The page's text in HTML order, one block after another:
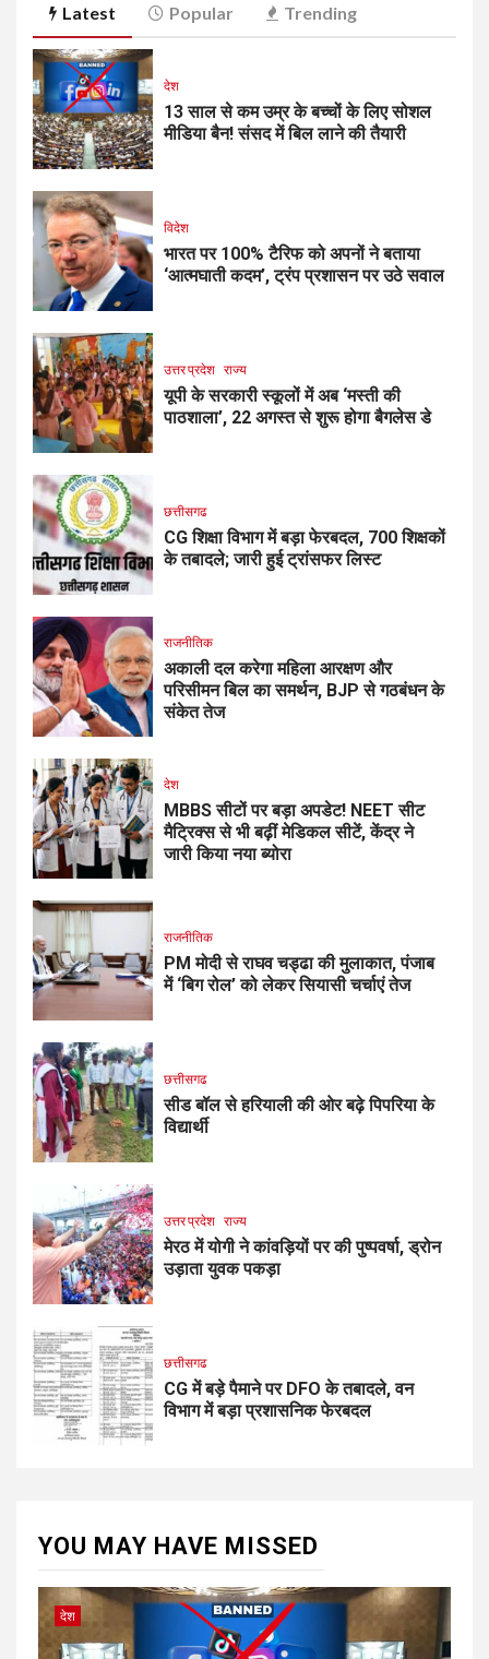
Latest Popular Trending
देश
13 साल से कम उम्र के बच्चों के लिए सोशल
मीडिया बैन! संसद में बिल लाने की तैयारी
विदेश
भारत पर 100% टैरिफ को अपनों ने बताया
‘आत्मघाती कदम’, ट्रंप प्रशासन पर उठे सवाल
उत्तर प्रदेश राज्य
यूपी के सरकारी स्कूलों में अब ‘मस्ती की
पाठशाला’, 22 अगस्त से शुरू होगा बैगलेस डे
छत्तीसगढ
CG शिक्षा विभाग में बड़ा फेरबदल, 700 शिक्षकों
के तबादले; जारी हुई ट्रांसफर लिस्ट
राजनीतिक
अकाली दल करेगा महिला आरक्षण और
परिसीमन बिल का समर्थन, BJP से गठबंधन के
संकेत तेज
देश
MBBS सीटों पर बड़ा अपडेट! NEET सीट
मैट्रिक्स से भी बढ़ीं मेडिकल सीटें, केंद्र ने
जारी किया नया ब्योरा
राजनीतिक
PM मोदी से राघव चड्ढा की मुलाकात, पंजाब
में ‘बिग रोल’ को लेकर सियासी चर्चाएं तेज
छत्तीसगढ
सीड बॉल से हरियाली की ओर बढ़े पिपरिया के
विद्यार्थी
उत्तर प्रदेश राज्य
मेरठ में योगी ने कांवड़ियों पर की पुष्पवर्षा, ड्रोन
उड़ाता युवक पकड़ा
छत्तीसगढ
CG में बड़े पैमाने पर DFO के तबादले, वन
विभाग में बड़ा प्रशासनिक फेरबदल
YOU MAY HAVE MISSED
देश